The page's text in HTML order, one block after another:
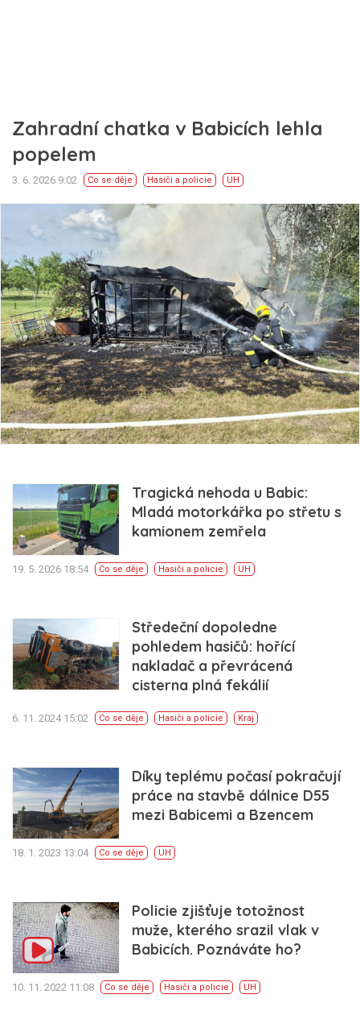
Zahradní chatka v Babicích lehla
popelem
3. 6. 2026 9:02 Co se děje Hasiči a policie UH
Tragická nehoda u Babic:
Mladá motorkářka po střetu s
kamionem zemřela
19. 5. 2026 18:54 Co se děje Hasiči a policie UH
Středeční dopoledne
pohledem hasičů: hořící
nakladač a převrácená
cisterna plná fekálií
6. 11. 2024 15:02 Co se děje Hasiči a policie Kraj
Díky teplému počasí pokračují
práce na stavbě dálnice D55
mezi Babicemi a Bzencem
18. 1. 2023 13:04 Co se děje UH
Policie zjišťuje totožnost
muže, kterého srazil vlak v
Babicích. Poznáváte ho?
10. 11. 2022 11:08 Co se děje Hasiči a policie UH